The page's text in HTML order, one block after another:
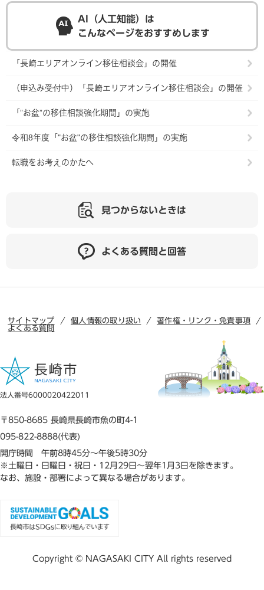
AI（人工知能）は
こんなページをおすすめします
「長崎エリアオンライン移住相談会」の開催
（申込み受付中）「長崎エリアオンライン移住相談会」の開催
「”お盆”の移住相談強化期間」の実施
令和8年度「"お盆"の移住相談強化期間」の実施
転職をお考えのかたへ
見つからないときは
よくある質問と回答
サイトマップ 個人情報の取り扱い
著作権・リンク・免責事項
よくある質問
法人番号6000020422011
〒850-8685 長崎県長崎市魚の町4-1
095-822-8888(代表)
開庁時間 午前8時45分～午後5時30分
※土曜日・日曜日・祝日・12月29日～翌年1月3日を除きます。
なお、施設・部署によって異なる場合があります。
Copyright © NAGASAKI CITY All rights reserved